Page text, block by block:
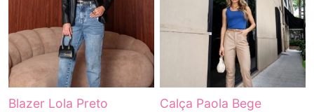
Blazer Lola Preto Calça Paola Bege